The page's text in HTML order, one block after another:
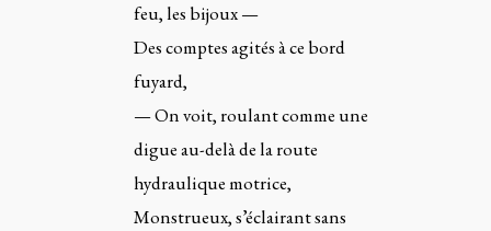
feu, les bijoux —
Des comptes agités à ce bord
fuyard,
— On voit, roulant comme une
digue au-delà de la route
hydraulique motrice,
Monstrueux, s’éclairant sans